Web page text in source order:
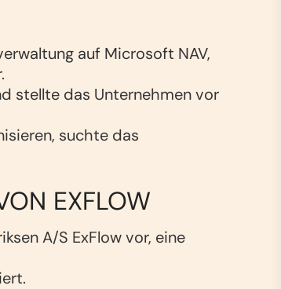
auf Microsoft NAV,
stellte das Unternehmen vor
suchte das
EXFLOW
A/S ExFlow vor, eine